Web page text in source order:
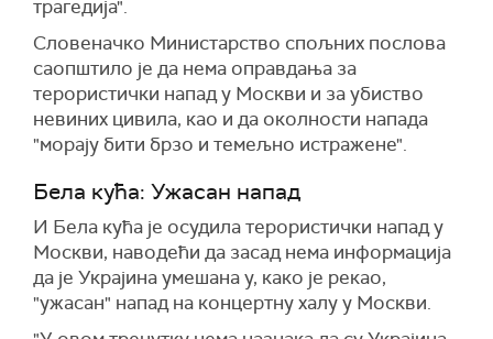
трагедија".
Словеначко Министарство спољних послова
саопштило је да нема оправдања за
терористички напад у Москви и за убиство
невиних цивила, као и да околности напада
"морају бити брзо и темељно истражене".
Бела кућа: Ужасан напад
И Бела кућа је осудила терористички напад у
Москви, наводећи да засад нема информација
да је Украјина умешана у, како је рекао,
"ужасан" напад на концертну халу у Москви.